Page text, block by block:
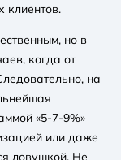
клиентов.
но в
когда от
на
«5-7-9%»
или даже
ловушкой. Не